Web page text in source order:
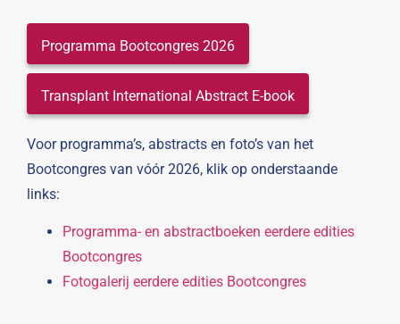
Programma Bootcongres 2026
Transplant International Abstract E-book
Voor programma’s, abstracts en foto’s van het
Bootcongres van vóór 2026, klik op onderstaande
links:
Programma- en abstractboeken eerdere edities
Bootcongres
Fotogalerij eerdere edities Bootcongres